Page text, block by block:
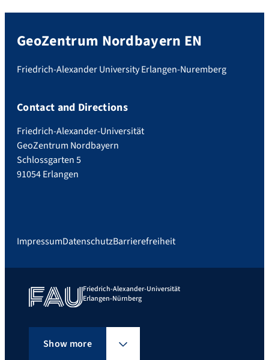
GeoZentrum Nordbayern EN
Friedrich-Alexander University Erlangen-Nuremberg
Contact and Directions
Friedrich-Alexander-Universität
GeoZentrum Nordbayern
Schlossgarten 5
91054 Erlangen
ImpressumDatenschutzBarrierefreiheit
Friedrich-Alexander-Universität
Erlangen-Nürnberg
Show more